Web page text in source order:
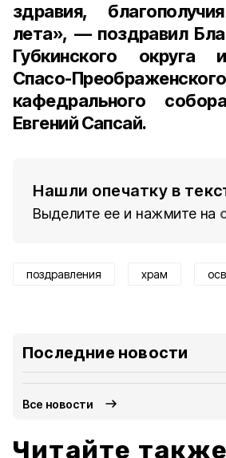
здравия,
лета», — поздравил
Губкинского округа
Спасо-Преображенского
кафедрального
Евгений Сапсай.
Нашли опечатку в
Выделите ее и нажмите на
поздравления храм
Последние новости
Все новости
Читайте также